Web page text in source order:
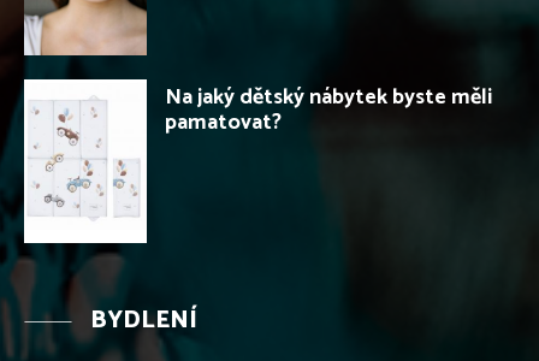
Na jaký dětský nábytek byste měli
pamatovat?
BYDLENÍ